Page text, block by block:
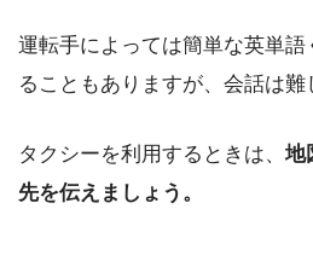
運転手によっては簡単な英単
ることもありますが、会話は難
タクシーを利用するときは、 地
先を伝えましょう。